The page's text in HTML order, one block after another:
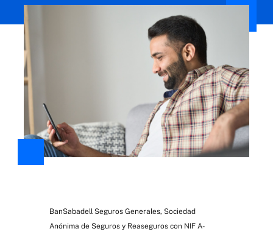
BanSabadell Seguros Generales, Sociedad
Anónima de Seguros y Reaseguros con NIF A-